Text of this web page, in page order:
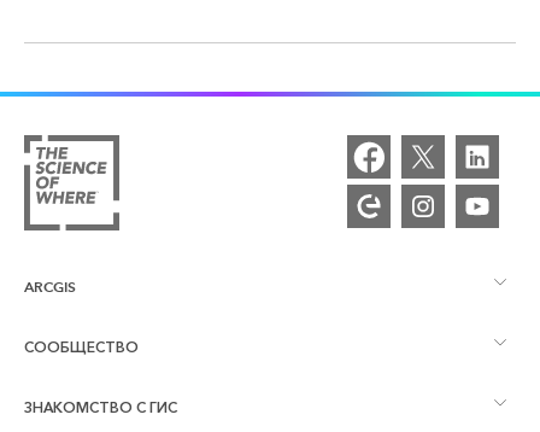
ARCGIS
Обзор ArcGIS
Картография
СООБЩЕСТВО
Сообщества и форумы
ЗНАКОМСТВО С ГИС